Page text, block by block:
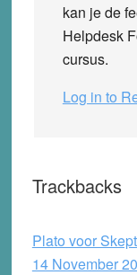
kan je de
Helpdesk
cursus.
Log in to
Trackbacks
Plato voor
14 November